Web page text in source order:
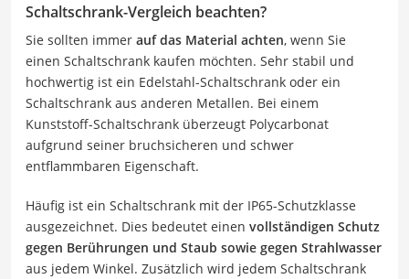
Schaltschrank-Vergleich beachten?
Sie sollten immer auf das Material achten, wenn Sie
einen Schaltschrank kaufen möchten. Sehr stabil und
hochwertig ist ein Edelstahl-Schaltschrank oder ein
Schaltschrank aus anderen Metallen. Bei einem
Kunststoff-Schaltschrank überzeugt Polycarbonat
aufgrund seiner bruchsicheren und schwer
entflammbaren Eigenschaft.
Häufig ist ein Schaltschrank mit der IP65-Schutzklasse
ausgezeichnet. Dies bedeutet einen vollständigen Schutz
gegen Berührungen und Staub sowie gegen Strahlwasser
aus jedem Winkel. Zusätzlich wird jedem Schaltschrank